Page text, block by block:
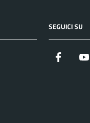
SEGUICI SU
Facebook